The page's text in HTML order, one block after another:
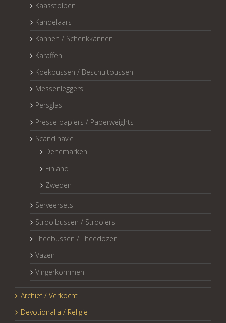
Kaasstolpen
Kandelaars
Kannen / Schenkkannen
Karaffen
Koekbussen / Beschuitbussen
Messenleggers
Persglas
Presse papiers / Paperweights
Scandinavië
Denemarken
Finland
Zweden
Serveersets
Strooibussen / Strooiers
Theebussen / Theedozen
Vazen
Vingerkommen
Archief / Verkocht
Devotionalia / Religie